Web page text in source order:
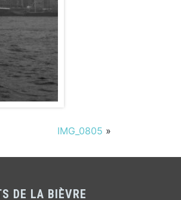
IMG_0805 »
DE LA BIÈVRE